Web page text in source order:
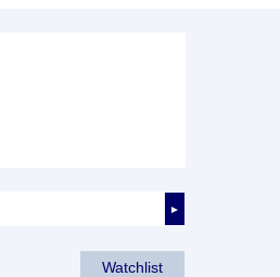
►
Watchlist